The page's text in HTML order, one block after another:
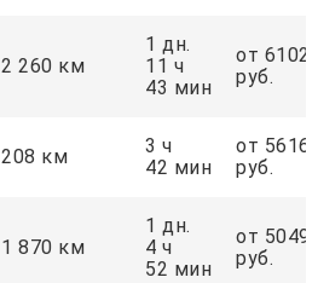
2 260 км
1 дн.
11 ч
43 мин
от
руб.
208 км
3 ч
42 мин
от 5616
руб.
1 870 км
1 дн.
4 ч
52 мин
от
руб.